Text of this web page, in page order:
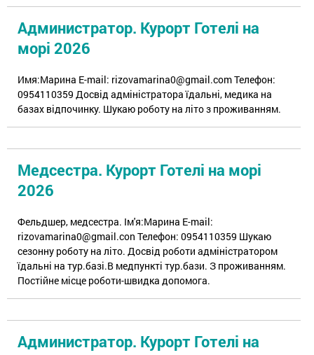
Администратор. Курорт Готелі на
морі 2026
Имя:Марина E-mail: rizovamarina0@gmail.com Телефон:
0954110359 Досвід адміністратора їдальні, медика на
базах відпочинку. Шукаю роботу на літо з проживанням.
Медсестра. Курорт Готелі на морі
2026
Фельдшер, медсестра. Ім'я:Марина E-mail:
rizovamarina0@gmail.con Телефон: 0954110359 Шукаю
сезонну роботу на літо. Досвід роботи адміністратором
їдальні на тур.базі.В медпункті тур.бази. З проживанням.
Постійне місце роботи-швидка допомога.
Администратор. Курорт Готелі на